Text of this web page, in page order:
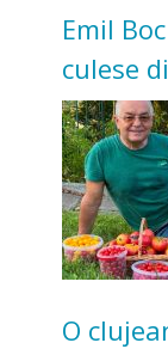
Emil
culese
nu
O